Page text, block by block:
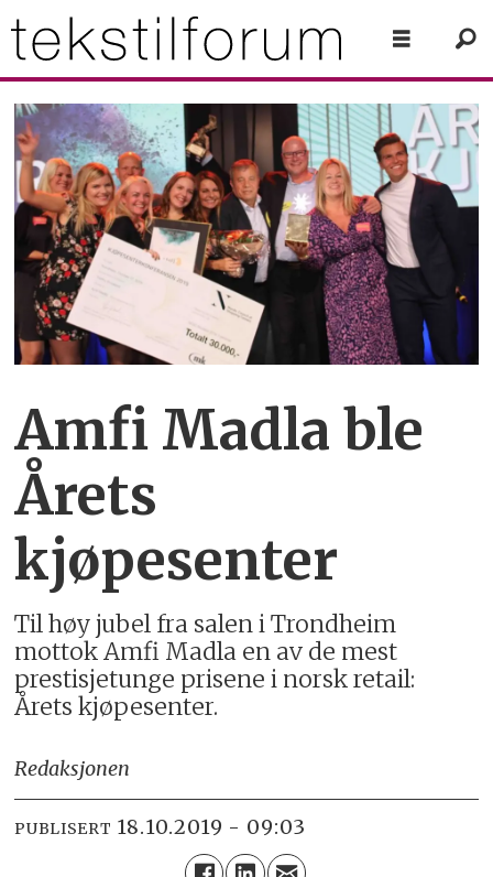
Amfi Madla ble
Årets
kjøpesenter
Til høy jubel fra salen i Trondheim
mottok Amfi Madla en av de mest
prestisjetunge prisene i norsk retail:
Årets kjøpesenter.
Redaksjonen
PUBLISERT 18.10.2019 - 09:03